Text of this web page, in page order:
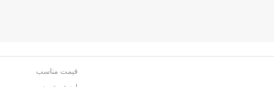
قیمت مناسب